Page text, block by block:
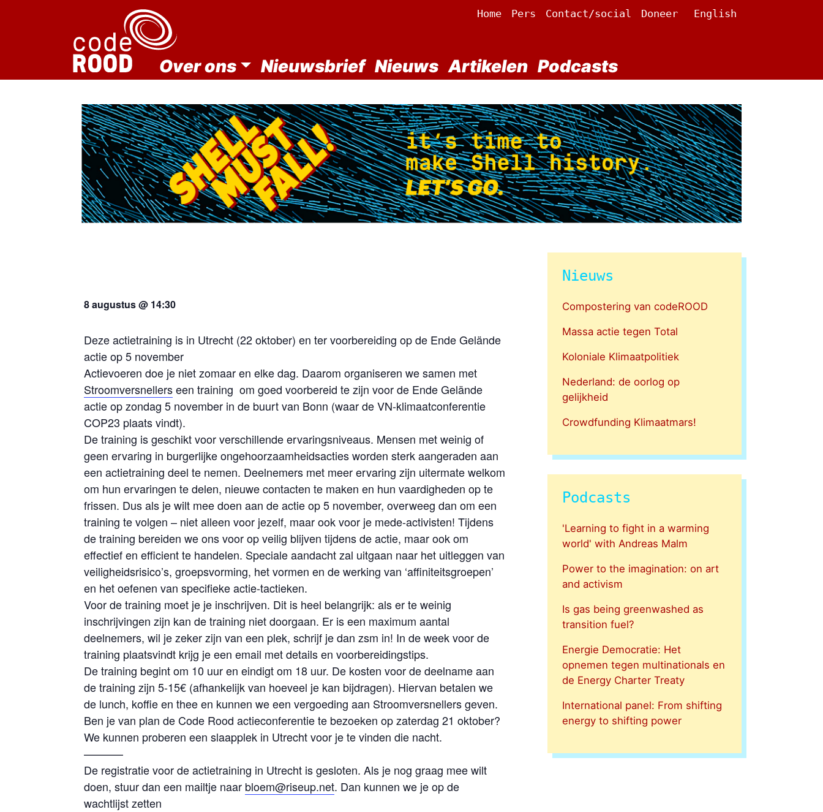
Home Pers Contact/social Doneer English
Over ons Nieuwsbrief Nieuws Artikelen Podcasts
8 augustus @ 14:30
Deze actietraining is in Utrecht (22 oktober) en ter voorbereiding op de Ende Gelände
actie op 5 november
Actievoeren doe je niet zomaar en elke dag. Daarom organiseren we samen met
Stroomversnellerseen training om goed voorbereid te zijn voor de Ende Gelände
actie op zondag 5 november in de buurt van Bonn (waar de VN-klimaatconferentie
COP23 plaats vindt).
De training is geschikt voor verschillende ervaringsniveaus. Mensen met weinig of
geen ervaring in burgerlijke ongehoorzaamheidsacties worden sterk aangeraden aan
een actietraining deel te nemen. Deelnemers met meer ervaring zijn uitermate welkom
om hun ervaringen te delen, nieuwe contacten te maken en hun vaardigheden op te
frissen. Dus als je wilt mee doen aan de actie op 5 november, overweeg dan om een
training te volgen – niet alleen voor jezelf, maar ook voor je mede-activisten! Tijdens
de training bereiden we ons voor op veilig blijven tijdens de actie, maar ook om
effectief en efficient te handelen. Speciale aandacht zal uitgaan naar het uitleggen van
veiligheidsrisico’s, groepsvorming, het vormen en de werking van ‘affiniteitsgroepen’
en het oefenen van specifieke actie-tactieken.
Voor de training moet je je inschrijven. Dit is heel belangrijk: als er te weinig
inschrijvingen zijn kan de training niet doorgaan. Er is een maximum aantal
deelnemers, wil je zeker zijn van een plek, schrijf je dan zsm in! In de week voor de
training plaatsvindt krijg je een email met details en voorbereidingstips.
De training begint om 10 uur en eindigt om 18 uur. De kosten voor de deelname aan
de training zijn 5-15€ (afhankelijk van hoeveel je kan bijdragen). Hiervan betalen we
de lunch, koffie en thee en kunnen we een vergoeding aan Stroomversnellers geven.
Ben je van plan de Code Rood actieconferentie te bezoeken op zaterdag 21 oktober?
We kunnen proberen een slaapplek in Utrecht voor je te vinden die nacht.
———–
De registratie voor de actietraining in Utrecht is gesloten. Als je nog graag mee wilt
doen, stuur dan een mailtje naar bloem@riseup.net. Dan kunnen we je op de
wachtlijst zetten
Nieuws
Compostering van codeROOD
Massa actie tegen Total
Koloniale Klimaatpolitiek
Nederland: de oorlog op
gelijkheid
Crowdfunding Klimaatmars!
Podcasts
'Learning to fight in a warming
world' with Andreas Malm
Power to the imagination: on art
and activism
Is gas being greenwashed as
transition fuel?
Energie Democratie: Het
opnemen tegen multinationals en
de Energy Charter Treaty
International panel: From shifting
energy to shifting power